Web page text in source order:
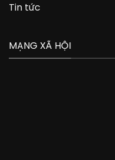
Tin tức
MẠNG XÃ HỘI